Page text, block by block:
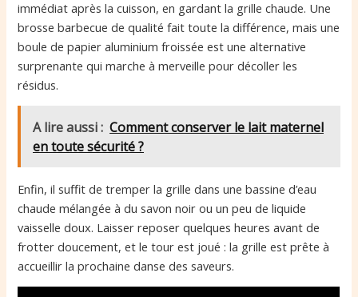
immédiat après la cuisson, en gardant la grille chaude. Une
brosse barbecue de qualité fait toute la différence, mais une
boule de papier aluminium froissée est une alternative
surprenante qui marche à merveille pour décoller les
résidus.
A lire aussi : Comment conserver le lait maternel
en toute sécurité ?
Enfin, il suffit de tremper la grille dans une bassine d’eau
chaude mélangée à du savon noir ou un peu de liquide
vaisselle doux. Laisser reposer quelques heures avant de
frotter doucement, et le tour est joué : la grille est prête à
accueillir la prochaine danse des saveurs.